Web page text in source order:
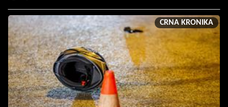
CRNA KRONIKA